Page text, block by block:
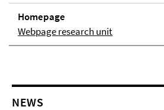
Homepage
Webpage research unit
NEWS